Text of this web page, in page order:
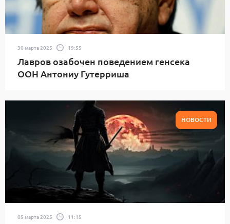
30 марта 2025 19:55
Лавров озабочен поведением генсека
ООН Антониу Гутерриша
НОВОСТИ
05 марта 2025 11:15